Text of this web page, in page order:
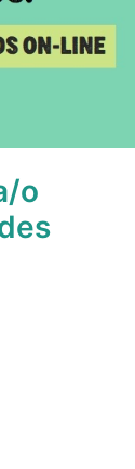
o